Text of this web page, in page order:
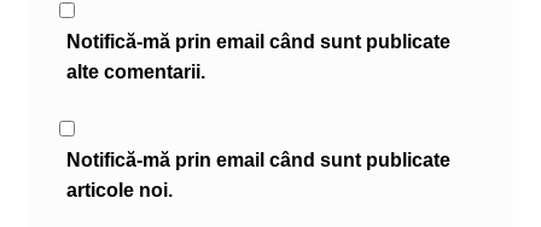
Notifică-mă prin email când sunt publicate
alte comentarii.
Notifică-mă prin email când sunt publicate
articole noi.